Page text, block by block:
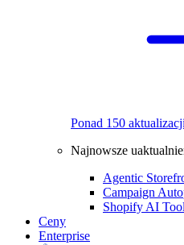
Ponad 150
Najnowsze
Agentic
Campaign
Shopify AI
Ceny
Enterprise